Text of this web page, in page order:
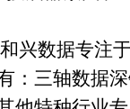
兴数据专注于
：三轴数据